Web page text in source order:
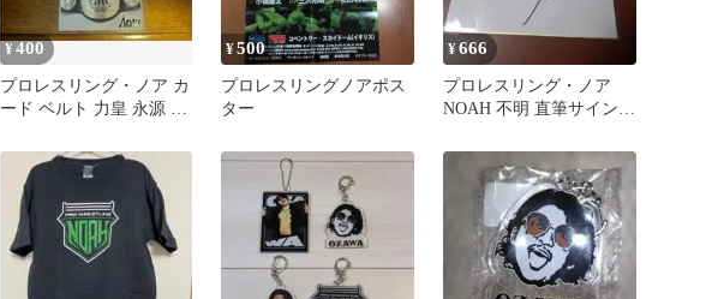
¥400
プロレスリング・ノア カ
ード ベルト 力皇 永源 小
¥500
プロレスリングノアポス
ター
¥666
プロレスリング・ノア
NOAH 不明 直筆サイン色